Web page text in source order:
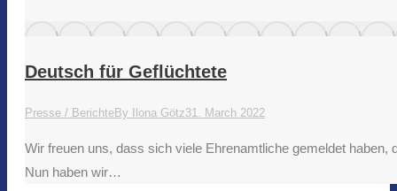
Deutsch für Geflüchtete
Presse / BerichteBy Ilona Götz31. March 2022
Wir freuen uns, dass sich viele Ehrenamtliche gemeldet
Nun haben wir…